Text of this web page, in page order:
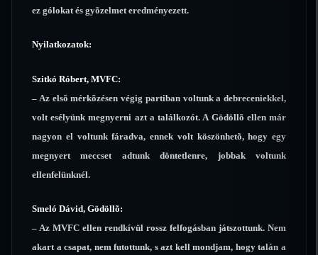
ez gólokat és gyõzelmet eredményezett.
Nyilatkozatok:
Szitkó Róbert, MVFC:
– Az elsõ mérkõzésen végig partiban voltunk a debreceniekkel,
volt esélyünk megnyerni azt a találkozót. A Gödöllõ ellen már
nagyon el voltunk fáradva, ennek volt köszönhetõ, hogy egy
megnyert meccset adtunk döntetlenre, jobbak voltunk
ellenfelünknél.
Smeló Dávid, Gödöllõ:
– Az MVFC ellen rendkívül rossz felfogásban játszottunk. Nem
akart a csapat, nem futottunk, s azt kell mondjam, hogy talán a